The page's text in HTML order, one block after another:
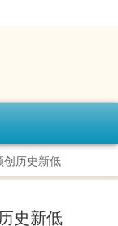
创历史新低
史新低